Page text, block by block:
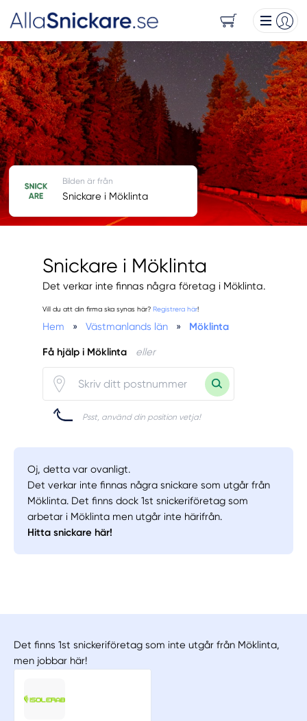
Snickare i Möklinta
Det verkar inte finnas några företag i Möklinta.
Vill du att din firma ska synas här? Registrera här!
Hem » Västmanlands län » Möklinta
Få hjälp i Möklinta eller
Psst, använd din position vetja!
Bilden är från
Snickare i Möklinta
Oj, detta var ovanligt.
Det verkar inte finnas några snickare som utgår från
Möklinta. Det finns dock 1st snickeriföretag som
arbetar i Möklinta men utgår inte härifrån.
Hitta snickare här!
Det finns 1st snickeriföretag som inte utgår från Möklinta,
men jobbar här!